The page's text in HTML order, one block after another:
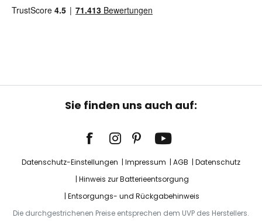
Sie finden uns auch auf:
Datenschutz-Einstellungen Impressum AGB
Datenschutz
Hinweis zur Batterieentsorgung
Entsorgungs- und Rückgabehinweis
Die durchgestrichenen Preise entsprechen dem UVP des Herstellers.